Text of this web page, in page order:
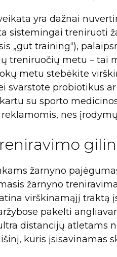
yra dažnai
sistemingai treniruoti
„gut training“),
treniruočių metu – tai
metu stebėkite
svarstote probiotikus
su sporto
nes
žarnyno
žarnyno
virškinamąjį traktą
pakelti
distancijų atletams
kuris įsisavinamas